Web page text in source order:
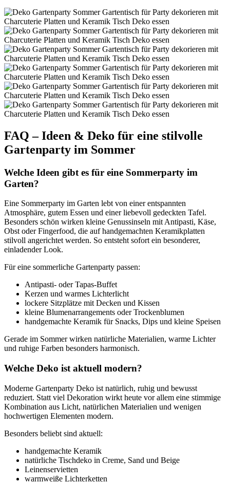
FAQ – Ideen & Deko für eine stilvolle
Gartenparty im Sommer
Welche Ideen gibt es für eine Sommerparty im
Garten?
Eine Sommerparty im Garten lebt von einer entspannten
Atmosphäre, gutem Essen und einer liebevoll gedeckten Tafel.
Besonders schön wirken kleine Genussinseln mit Antipasti, Käse,
Obst oder Fingerfood, die auf handgemachten Keramikplatten
stilvoll angerichtet werden. So entsteht sofort ein besonderer,
einladender Look.
Für eine sommerliche Gartenparty passen:
Antipasti- oder Tapas-Buffet
Kerzen und warmes Lichterlicht
lockere Sitzplätze mit Decken und Kissen
kleine Blumenarrangements oder Trockenblumen
handgemachte Keramik für Snacks, Dips und kleine Speisen
Gerade im Sommer wirken natürliche Materialien, warme Lichter
und ruhige Farben besonders harmonisch.
Welche Deko ist aktuell modern?
Moderne Gartenparty Deko ist natürlich, ruhig und bewusst
reduziert. Statt viel Dekoration wirkt heute vor allem eine stimmige
Kombination aus Licht, natürlichen Materialien und wenigen
hochwertigen Elementen modern.
Besonders beliebt sind aktuell:
handgemachte Keramik
natürliche Tischdeko in Creme, Sand und Beige
Leinenservietten
warmweiße Lichterketten